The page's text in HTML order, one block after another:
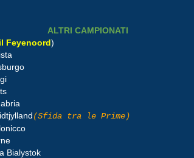
ALTRI CAMPIONATI
Feyenoord)
(Sfida tra le Prime)
Bialystok